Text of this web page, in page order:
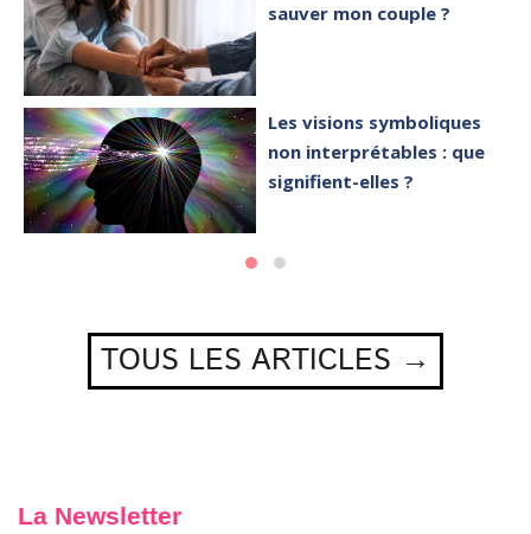
sauver mon couple ?
Les visions symboliques
non interprétables : que
signifient-elles ?
TOUS LES ARTICLES →
La Newsletter